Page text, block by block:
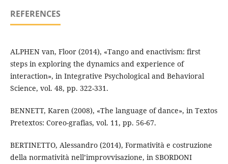
REFERENCES
ALPHEN van, Floor (2014), «Tango and enactivism: first
steps in exploring the dynamics and experience of
interaction», in Integrative Psychological and Behavioral
Science, vol. 48, pp. 322-331.
BENNETT, Karen (2008), «The language of dance», in Textos
Pretextos: Coreo-grafias, vol. 11, pp. 56-67.
BERTINETTO, Alessandro (2014), Formatività e costruzione
della normatività nell’improvvisazione, in SBORDONI